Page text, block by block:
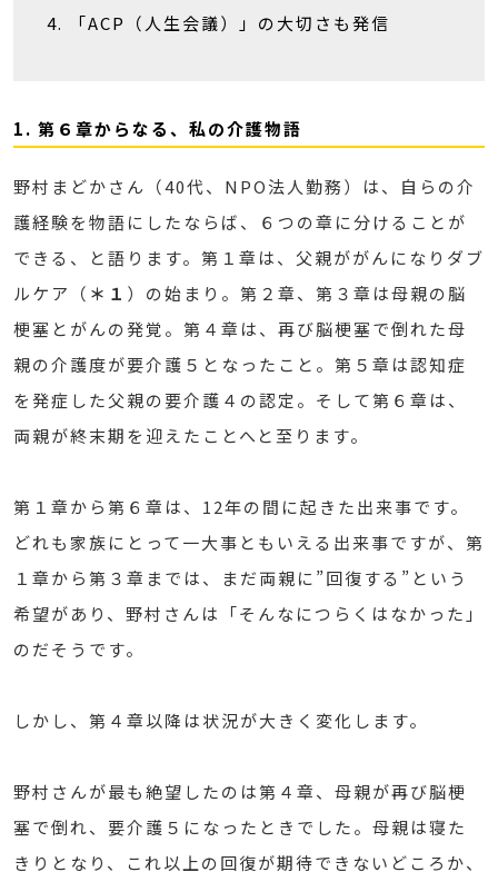
「ACP（人生会議）」の大切さも発信
1. 第６章からなる、私の介護物語
野村まどかさん（40代、NPO法人勤務）は、自らの介
護経験を物語にしたならば、６つの章に分けることが
できる、と語ります。第１章は、父親ががんになりダブ
ルケア（ ＊１ ）の始まり。第２章、第３章は母親の脳
梗塞とがんの発覚。第４章は、再び脳梗塞で倒れた母
親の介護度が要介護５となったこと。第５章は認知症
を発症した父親の要介護４の認定。そして第６章は、
両親が終末期を迎えたことへと至ります。
第１章から第６章は、12年の間に起きた出来事です。
どれも家族にとって一大事ともいえる出来事ですが、第
１章から第３章までは、まだ両親に”回復する”という
希望があり、野村さんは「そんなにつらくはなかった」
のだそうです。
しかし、第４章以降は状況が大きく変化します。
野村さんが最も絶望したのは第４章、母親が再び脳梗
塞で倒れ、要介護５になったときでした。母親は寝た
きりとなり、これ以上の回復が期待できないどころか、